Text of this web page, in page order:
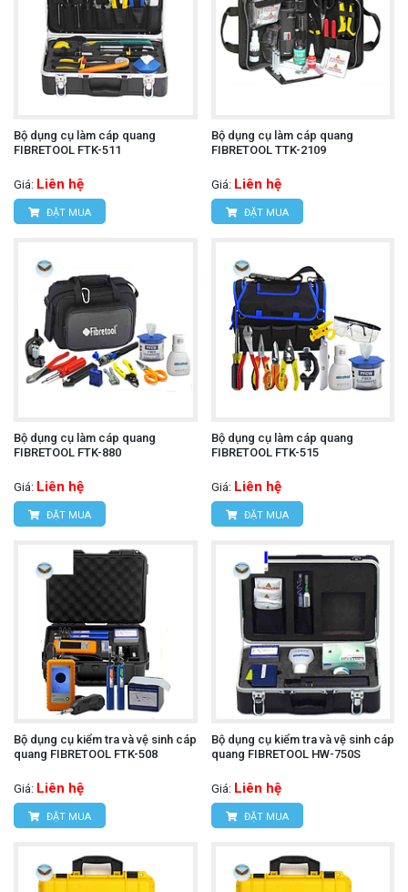
Bộ dụng cụ làm cáp quang
FIBRETOOL FTK-511
Giá: Liên hệ
ĐẶT MUA
Bộ dụng cụ làm cáp quang
FIBRETOOL TTK-2109
Giá: Liên hệ
ĐẶT MUA
Bộ dụng cụ làm cáp quang
FIBRETOOL FTK-880
Giá: Liên hệ
ĐẶT MUA
Bộ dụng cụ làm cáp quang
FIBRETOOL FTK-515
Giá: Liên hệ
ĐẶT MUA
Bộ dụng cụ kiểm tra và vệ sinh cáp
quang FIBRETOOL FTK-508
Giá: Liên hệ
ĐẶT MUA
Bộ dụng cụ kiểm tra và vệ sinh cáp
quang FIBRETOOL HW-750S
Giá: Liên hệ
ĐẶT MUA